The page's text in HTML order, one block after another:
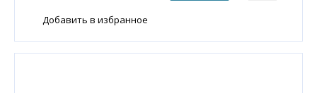
Добавить в избранное